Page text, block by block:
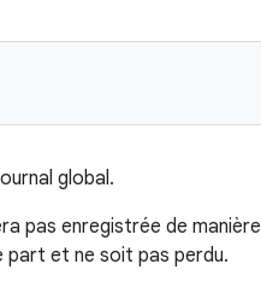
global.
pas enregistrée de manière
part et ne soit pas perdu.